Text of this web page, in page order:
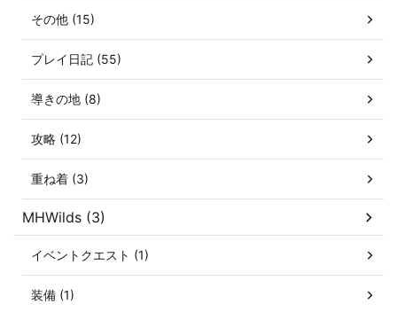
その他 (15)
プレイ日記 (55)
導きの地 (8)
攻略 (12)
重ね着 (3)
MHWilds (3)
イベントクエスト (1)
装備 (1)